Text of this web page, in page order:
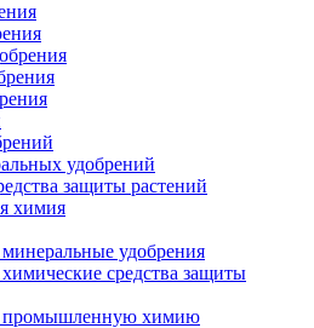
удобрений
защиты растений
химия
удобрения
средства защиты
промышленную химию